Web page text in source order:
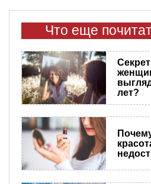
Что еще
лет?